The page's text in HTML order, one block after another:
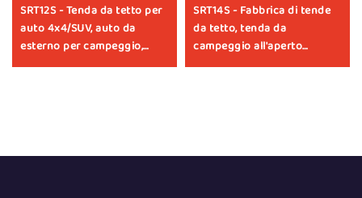
SRT12S - Tenda da tetto per
auto 4x4/SUV, auto da
esterno per campeggio,
tenda rigida in alluminio per
SRT14S - Fabbrica di tende
da tetto, tenda da
campeggio all'aperto
personalizzata e